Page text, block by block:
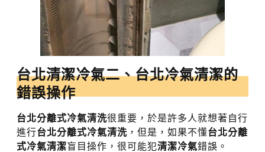
台北清潔冷氣二、台北冷氣清潔的
錯誤操作
台北分離式冷氣清洗很重要，於是許多人就想著自行
進行台北分離式冷氣清洗 ，但是，如果不懂台北分離
式冷氣清潔盲目操作，很可能犯清潔冷氣錯誤。